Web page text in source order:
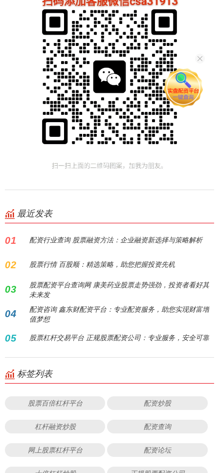
最近发表
01 配资行业查询 股票融资方法：企业融资新选择与策略解析
02 股票行情 百股顺：精选策略，助您把握投资先机
03
股票配资平台查询网 康美药业股票走势强劲，投资者看好其
未来发
04
配资咨询 鑫东财配资平台：专业配资服务，助您实现财富增
值梦想
05 股票杠杆交易平台 正规股票配资公司：专业服务，安全可靠
标签列表
股票百倍杠杆平台 配资炒股
杠杆融资炒股 配资查询
网上股票杠杆平台 配资论坛